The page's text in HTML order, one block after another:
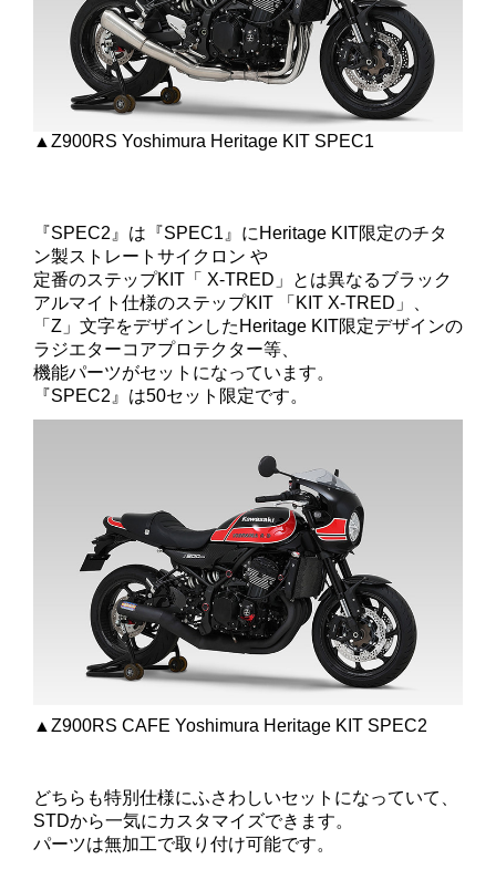
▲Z900RS Yoshimura Heritage KIT SPEC1
『SPEC2』は『SPEC1』にHeritage KIT限定のチタ
ン製ストレートサイクロン や
定番のステップKIT「 X-TRED」とは異なるブラック
アルマイト仕様のステップKIT 「KIT X-TRED」、
「Z」文字をデザインしたHeritage KIT限定デザインの
ラジエターコアプロテクター等、
機能パーツがセットになっています。
『SPEC2』は50セット限定です。
▲Z900RS CAFE Yoshimura Heritage KIT SPEC2
どちらも特別仕様にふさわしいセットになっていて、
STDから一気にカスタマイズできます。
パーツは無加工で取り付け可能です。